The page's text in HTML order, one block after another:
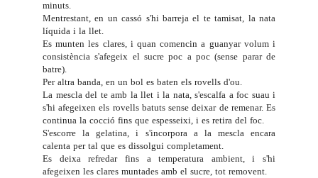
minuts.
Mentrestant, en un cassó s'hi barreja el te tamisat, la nata
líquida i la llet.
Es munten les clares, i quan comencin a guanyar volum i
consistència s'afegeix el sucre poc a poc (sense parar de
batre).
Per altra banda, en un bol es baten els rovells d'ou.
La mescla del te amb la llet i la nata, s'escalfa a foc suau i
s'hi afegeixen els rovells batuts sense deixar de remenar. Es
continua la cocció fins que espesseixi, i es retira del foc.
S'escorre la gelatina, i s'incorpora a la mescla encara
calenta per tal que es dissolgui completament.
Es deixa refredar fins a temperatura ambient, i s'hi
afegeixen les clares muntades amb el sucre, tot removent.